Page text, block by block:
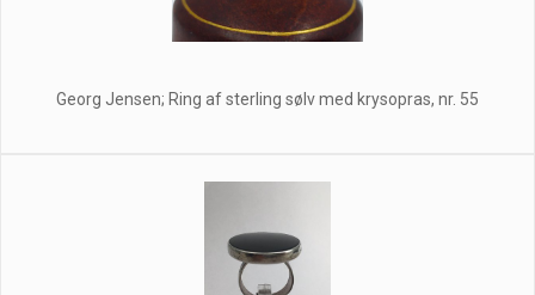
Georg Jensen; Ring af sterling sølv med krysopras, nr. 55